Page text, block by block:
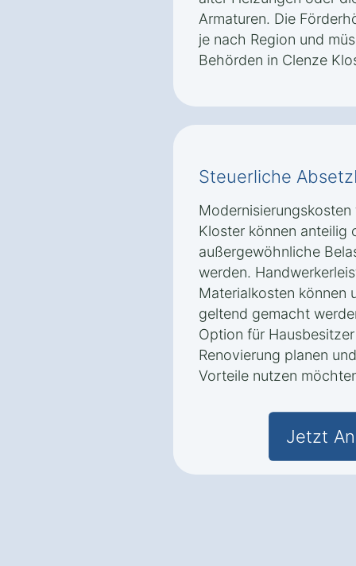
Armaturen. Die
je nach Region und
Behörden in Clenze
Steuerliche
Kloster können anteilig
außergewöhnliche
werden.
Materialkosten können
geltend gemacht
Option für
Renovierung planen
Vorteile nutzen
Jetzt